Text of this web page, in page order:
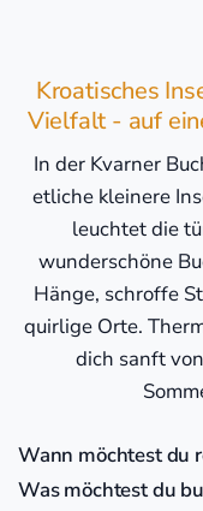
Kroatisches
Vielfalt - auf
In der Kvarner
etliche kleinere
leuchtet die
wunderschöne
Hänge, schroffe
quirlige Orte.
dich sanft
Wann möchtest du
Was möchtest du